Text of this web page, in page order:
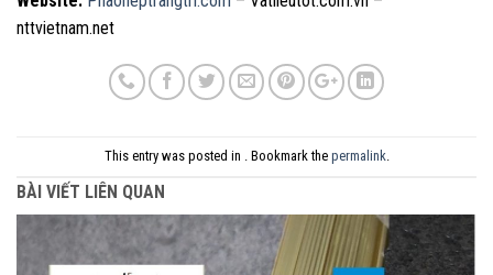
nttvietnam.net
This entry was posted in . Bookmark the permalink
BÀI VIẾT LIÊN QUAN